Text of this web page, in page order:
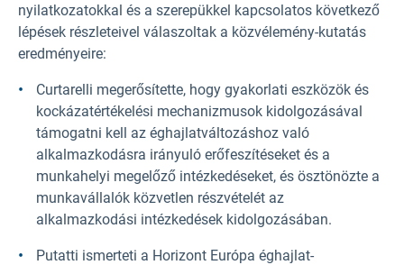
nyilatkozatokkal és a szerepükkel kapcsolatos következő
lépések részleteivel válaszoltak a közvélemény-kutatás
eredményeire:
Curtarelli megerősítette, hogy gyakorlati eszközök és
kockázatértékelési mechanizmusok kidolgozásával
támogatni kell az éghajlatváltozáshoz való
alkalmazkodásra irányuló erőfeszítéseket és a
munkahelyi megelőző intézkedéseket, és ösztönözte a
munkavállalók közvetlen részvételét az
alkalmazkodási intézkedések kidolgozásában.
Putatti ismerteti a Horizont Európa éghajlat-